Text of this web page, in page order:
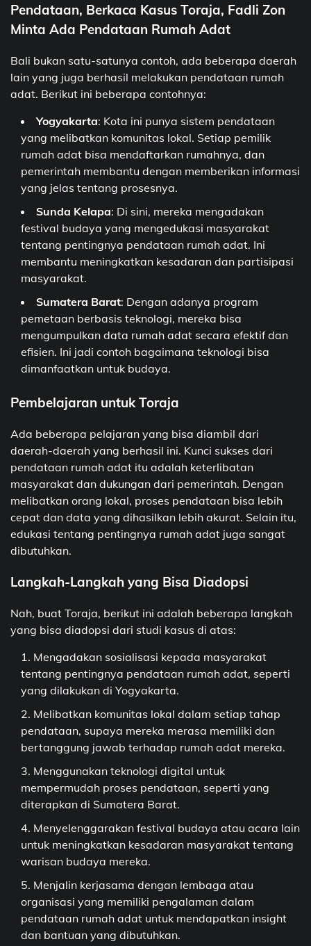
Pendataan, Berkaca Kasus Toraja, Fadli Zon
Minta Ada Pendataan Rumah Adat
Bali bukan satu-satunya contoh, ada beberapa daerah
lain yang juga berhasil melakukan pendataan rumah
adat. Berikut ini beberapa contohnya:
Yogyakarta: Kota ini punya sistem pendataan
yang melibatkan komunitas lokal. Setiap pemilik
rumah adat bisa mendaftarkan rumahnya, dan
pemerintah membantu dengan memberikan informasi
yang jelas tentang prosesnya.
Sunda Kelapa: Di sini, mereka mengadakan
festival budaya yang mengedukasi masyarakat
tentang pentingnya pendataan rumah adat. Ini
membantu meningkatkan kesadaran dan partisipasi
masyarakat.
Sumatera Barat: Dengan adanya program
pemetaan berbasis teknologi, mereka bisa
mengumpulkan data rumah adat secara efektif dan
efisien. Ini jadi contoh bagaimana teknologi bisa
dimanfaatkan untuk budaya.
Pembelajaran untuk Toraja
Ada beberapa pelajaran yang bisa diambil dari
daerah-daerah yang berhasil ini. Kunci sukses dari
pendataan rumah adat itu adalah keterlibatan
masyarakat dan dukungan dari pemerintah. Dengan
melibatkan orang lokal, proses pendataan bisa lebih
cepat dan data yang dihasilkan lebih akurat. Selain itu,
edukasi tentang pentingnya rumah adat juga sangat
dibutuhkan.
Langkah-Langkah yang Bisa Diadopsi
Nah, buat Toraja, berikut ini adalah beberapa langkah
yang bisa diadopsi dari studi kasus di atas:
Mengadakan sosialisasi kepada masyarakat
tentang pentingnya pendataan rumah adat, seperti
yang dilakukan di Yogyakarta.
Melibatkan komunitas lokal dalam setiap tahap
pendataan, supaya mereka merasa memiliki dan
bertanggung jawab terhadap rumah adat mereka.
Menggunakan teknologi digital untuk
mempermudah proses pendataan, seperti yang
diterapkan di Sumatera Barat.
Menyelenggarakan festival budaya atau acara lain
untuk meningkatkan kesadaran masyarakat tentang
warisan budaya mereka.
Menjalin kerjasama dengan lembaga atau
organisasi yang memiliki pengalaman dalam
pendataan rumah adat untuk mendapatkan insight
dan bantuan yang dibutuhkan.